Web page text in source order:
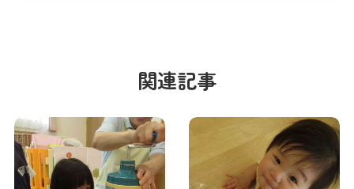
関連記事